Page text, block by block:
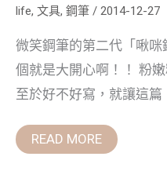
life, 文具, 鋼筆 / 2014-12-27
微笑鋼筆的第二代「啾
個就是大開心啊！！ 粉
至於好不好寫，就讓這篇
READ MORE